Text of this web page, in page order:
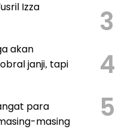
Izza
akan
janji, tapi
para
masing
3
4
5